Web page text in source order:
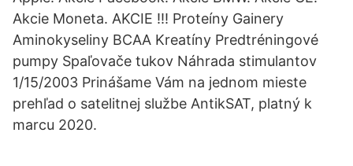
Akcie Moneta. AKCIE !!! Proteíny Gainery
Aminokyseliny BCAA Kreatíny Predtréningové
pumpy Spaľovače tukov Náhrada stimulantov
1/15/2003 Prinášame Vám na jednom mieste
prehľad o satelitnej službe AntikSAT, platný k
marcu 2020.